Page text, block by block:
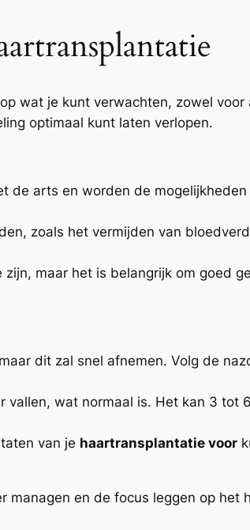
wat je kunt verwachten, zowel voor
optimaal kunt laten verlopen.
de arts en worden de mogelijkheden
zoals het vermijden van
maar het is belangrijk om goed
dit zal snel afnemen. Volg de
vallen, wat normaal is. Het kan 3 tot
van je haartransplantatie voor
en de focus leggen op het